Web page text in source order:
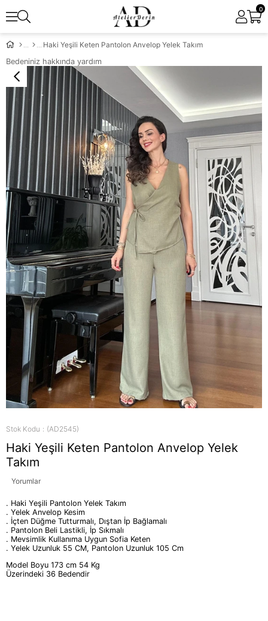
0
Haki Yeşili Keten Pantolon Anvelop Yelek Takım
Bedeniniz hakkında yardım
Stok Kodu (AD2545)
Haki Yeşili Keten Pantolon Anvelop Yelek
Takım
Yorumlar
. Haki Yeşili Pantolon Yelek Takım
. Yelek Anvelop Kesim
. İçten Düğme Tutturmalı, Dıştan İp Bağlamalı
. Pantolon Beli Lastikli, İp Sıkmalı
. Mevsimlik Kullanıma Uygun Sofia Keten
. Yelek Uzunluk 55 CM, Pantolon Uzunluk 105 Cm
Model Boyu 173 cm 54 Kg
Üzerindeki 36 Bedendir